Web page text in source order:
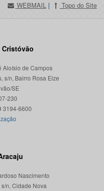
WEBMAIL | Topo do Site
Cristóvão
Aloísio de Campos
s/n, Bairro Rosa Elze
SE
230
Nascimento
n, Cidade Nova